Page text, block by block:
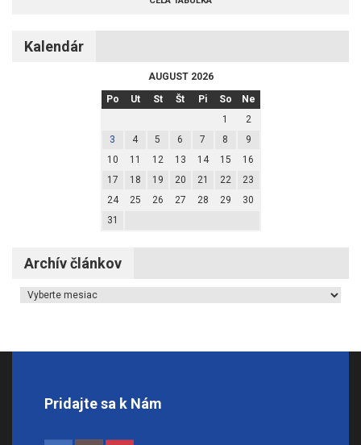
Kalendár
AUGUST 2026
Po
Ut St Št Pi So
Ne
1
2
3
4 5 6 7 8
9
10
11 12 13 14 15
16
17
18 19 20 21 22
23
24
25 26 27 28 29
30
31
Archív článkov
Archív článkov
Pridajte sa k Nám